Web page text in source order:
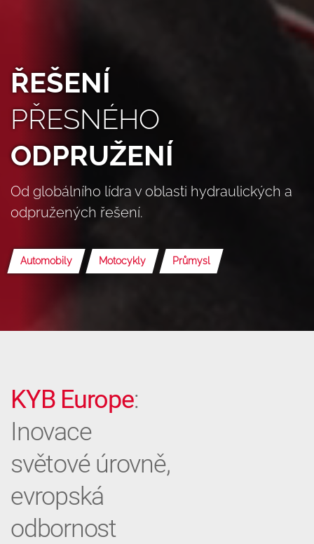
ŘEŠENÍ
PŘESNÉHO
ODPRUŽENÍ
Od globálního lídra v oblasti hydraulických a
odpružených řešení.
Automobily Motocykly Průmysl
KYB Europe:
Inovace
světové úrovně,
evropská
odbornost